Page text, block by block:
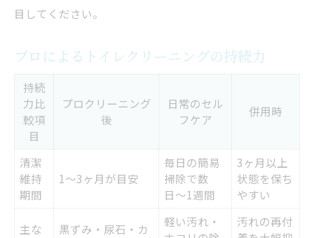
目してください。
プロによるトイレクリーニングの持続力
持続
力比
較項
目
プロクリーニング
後
日常のセル
フケア
併用時
清潔
維持
期間
1〜3ヶ月が目安
毎日の簡易
掃除で数
日〜1週間
3ヶ月以上
状態を保ち
やすい
主な
黒ずみ・尿石・カ
軽い汚れ・
汚れの再付